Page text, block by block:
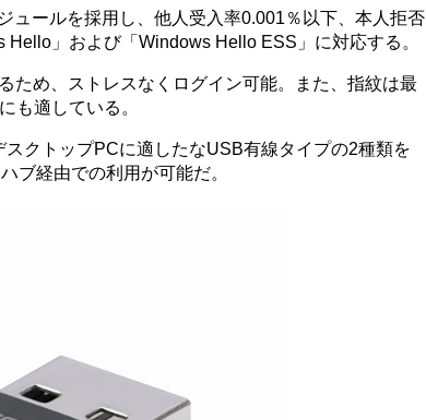
ールを採用し、他人受入率0.001％以下、本人拒否
」および「Windows Hello ESS」に対応する。
ため、ストレスなくログイン可能。また、指紋は最
も適している。
クトップPCに適したなUSB有線タイプの2種類を
ブ経由での利用が可能だ。